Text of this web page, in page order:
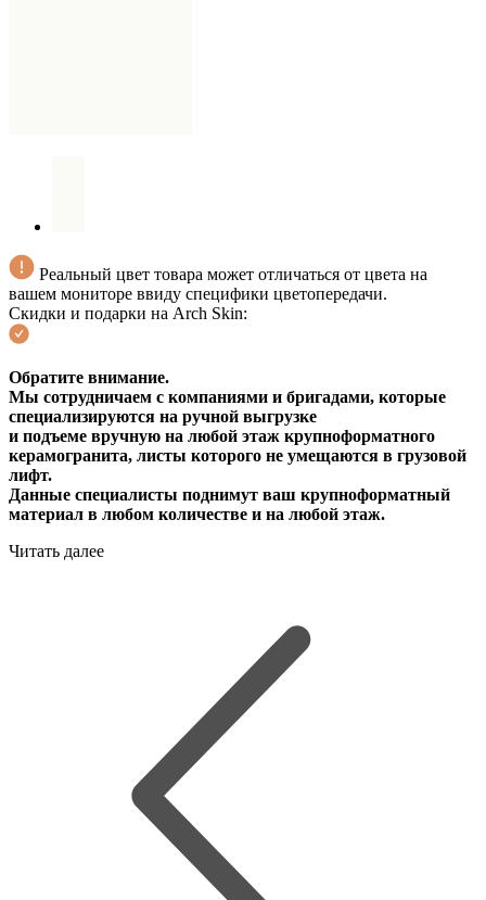
Реальный цвет товара может отличаться от цвета на
вашем мониторе ввиду специфики цветопередачи.
Скидки и подарки на Arch Skin:
Обратите внимание.
Мы сотрудничаем с компаниями и бригадами, которые
специализируются на ручной выгрузке
и подъеме вручную на любой этаж крупноформатного
керамогранита, листы которого не умещаются в грузовой
лифт.
Данные специалисты поднимут ваш крупноформатный
материал в любом количестве и на любой этаж.
Читать далее